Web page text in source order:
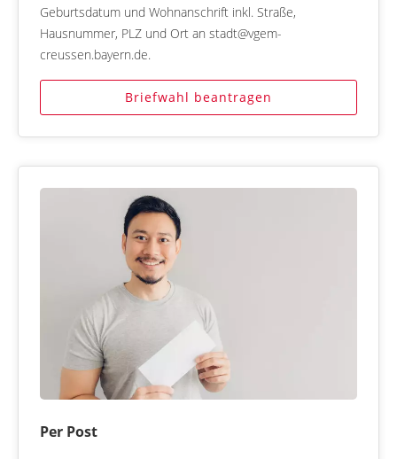
Geburtsdatum und Wohnanschrift inkl. Straße,
Hausnummer, PLZ und Ort an stadt@vgem-
creussen.bayern.de.
Briefwahl beantragen
Per Post